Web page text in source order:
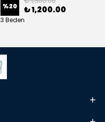
%20 ₺ 1,200.00
3 Beden